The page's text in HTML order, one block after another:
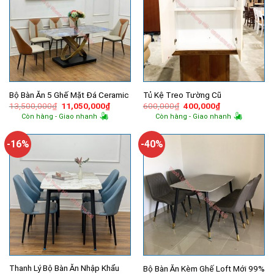
Bộ Bàn Ăn 5 Ghế Mặt Đá Ceramic
13,500,000₫ Giá
gốc
là:
11,050,000₫Giá
hiện
11,050,000₫.
Còn hàng - Giao nhanh
Tủ Kệ Treo Tường Cũ
600,000₫ Giá
gốc
là:
400,000₫Giá
hiện
tại
400,000₫.
Còn hàng - Giao nhanh
-16%
Thanh Lý Bộ Bàn Ăn Nhập Khẩu
-40%
Bộ Bàn Ăn Kèm Ghế Loft Mới 99%